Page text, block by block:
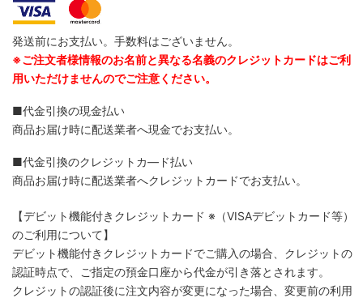
発送前にお支払い。手数料はございません。
※ご注文者様情報のお名前と異なる名義のクレジットカードはご利
用いただけませんのでご注意ください。
■代金引換の現金払い
商品お届け時に配送業者へ現金でお支払い。
■代金引換のクレジットカ―ド払い
商品お届け時に配送業者へクレジットカードでお支払い。
【デビット機能付きクレジットカード ※（VISAデビットカード等）
のご利用について】
デビット機能付きクレジットカードでご購入の場合、クレジットの
認証時点で、ご指定の預金口座から代金が引き落とされます。
クレジットの認証後に注文内容が変更になった場合、変更前の利用